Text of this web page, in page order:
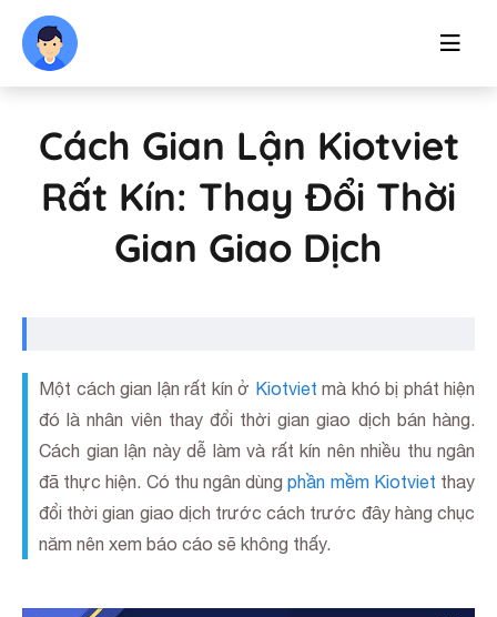
Cách Gian Lận Kiotviet
Rất Kín: Thay Đổi Thời
Gian Giao Dịch
Một cách gian lận rất kín ở Kiotviet mà khó bị phát hiện
đó là nhân viên thay đổi thời gian giao dịch bán hàng.
Cách gian lận này dễ làm và rất kín nên nhiều thu ngân
đã thực hiện. Có thu ngân dùngphần mềm Kiotviet thay
đổi thời gian giao dịch trước cách trước đây hàng chục
năm nên xem báo cáo sẽ không thấy.